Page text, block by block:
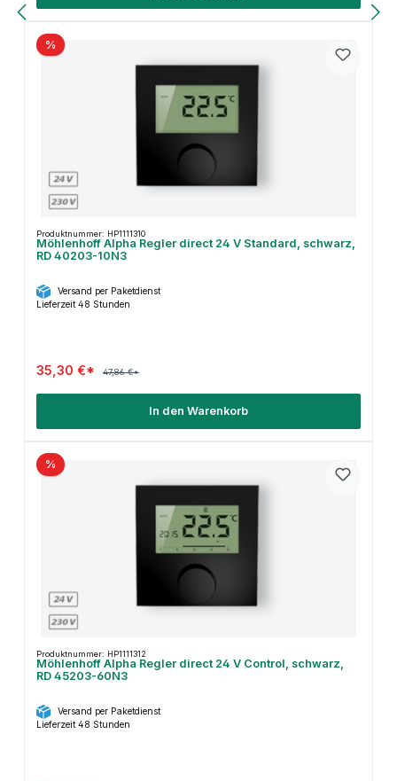
%
Produktnummer: HP1111310
Möhlenhoff Alpha Regler direct 24 V Standard, schwarz,
RD 40203-10N3
Versand per Paketdienst
Lieferzeit 48 Stunden
35,30 €* 47,86 €*
In den Warenkorb
%
Produktnummer: HP1111312
Möhlenhoff Alpha Regler direct 24 V Control, schwarz,
RD 45203-60N3
Versand per Paketdienst
Lieferzeit 48 Stunden